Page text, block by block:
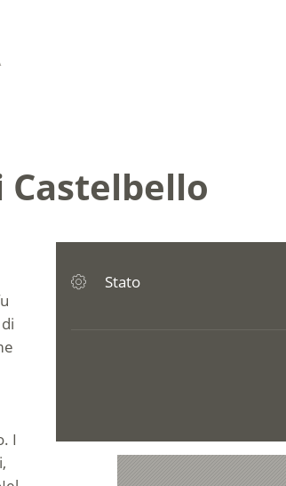
Castelbello
I
Stato